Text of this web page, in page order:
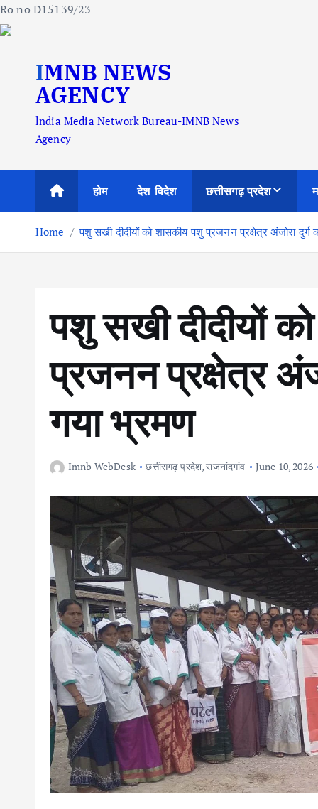
Ro no D15139/23
IMNB NEWS
AGENCY
lndia Media Network Bureau-IMNB News
Agency
होम देश-विदेश छत्तीसगढ़ प्रदेश
Home पशु सखी दीदीयों को शासकीय पशु प्रजनन प्रक्षेत्र अंजोरा दुर्ग
पशु सखी दीदीयों
प्रजनन प्रक्षेत्र
गया भ्रमण
Imnb WebDesk छत्तीसगढ़ प्रदेश,राजनांदगांव June 10, 2026